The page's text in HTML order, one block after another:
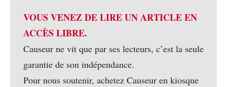
VOUS VENEZ DE LIRE UN ARTICLE EN
ACCÈS LIBRE.
Causeur ne vit que par ses lecteurs, c’est la seule
garantie de son indépendance.
Pour nous soutenir, achetez Causeur en kiosque